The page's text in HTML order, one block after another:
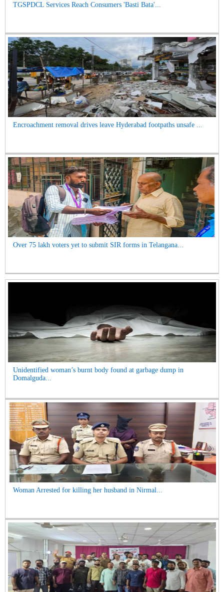
TGSPDCL Services Reach Consumers 'Basti Bata'...
Encroachment removal drives leave Hyderabad footpaths unsafe ...
Over 75 lakh voters yet to submit SIR forms in Telangana...
Unidentified woman’s burnt body found at garbage dump in
Domalguda...
Woman Arrested for killing her husband in Nirmal...